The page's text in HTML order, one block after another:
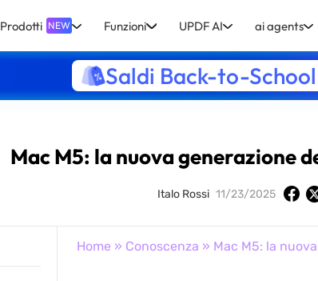
Prodotti NEW Funzioni UPDF AI ai agents
Saldi Back-to-School
Mac M5: la nuova generazione
Italo Rossi 11/23/2025
Home » Conoscenza » Mac M5: la